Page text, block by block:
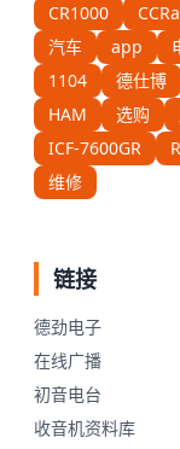
CR1000
汽车
app
1104
德仕博
HAM
选购
ICF-7600GR
维修
链接
德劲电子
在线广播
初音电台
收音机资料库